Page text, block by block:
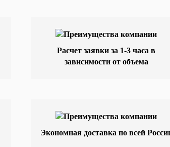
Расчет заявки за 1-3 часа в
зависимости от объема
Экономная доставка по всей